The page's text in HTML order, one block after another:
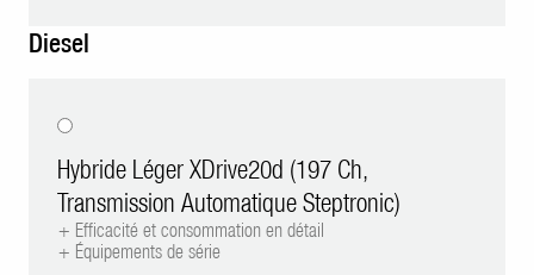
Diesel
Hybride Léger XDrive20d (197 Ch,
Transmission Automatique Steptronic)
+ Efficacité et consommation en détail
+ Équipements de série